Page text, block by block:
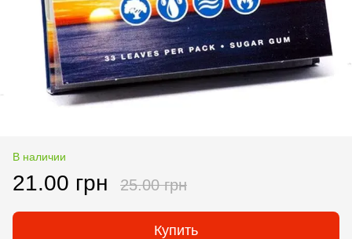
В наличии
21.00 грн 25.00 грн
Купить